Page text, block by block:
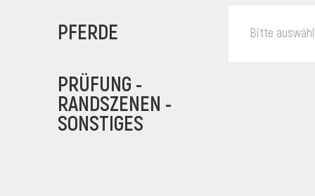
PFERDE Bitte
PRÜFUNG -
RANDSZENEN -
SONSTIGES